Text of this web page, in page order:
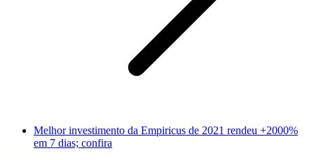
Melhor investimento da Empiricus de 2021 rendeu +2000%
em 7 dias; confira